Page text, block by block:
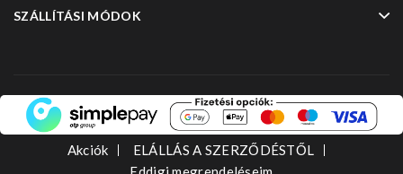
SZÁLLÍTÁSI MÓDOK
Akciók
ELÁLLÁS A SZERZŐDÉSTŐL